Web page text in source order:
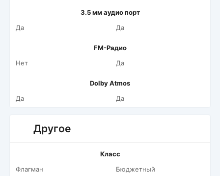
3.5 мм аудио порт
Да
Да
FM-Радио
Нет
Да
Dolby Atmos
Да
Да
Другое
Класс
Флагман
Бюджетный